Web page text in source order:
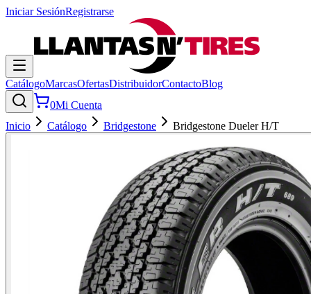
Iniciar SesiónRegistrarse
CatálogoMarcasOfertasDistribuidorContactoBlog
0Mi Cuenta
Inicio
Catálogo Bridgestone Bridgestone Dueler H/T